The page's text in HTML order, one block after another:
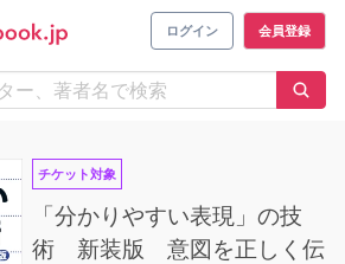
ログイン 会員登録
チケット対象
「分かりやすい表現」の技
術 新装版 意図を正しく伝